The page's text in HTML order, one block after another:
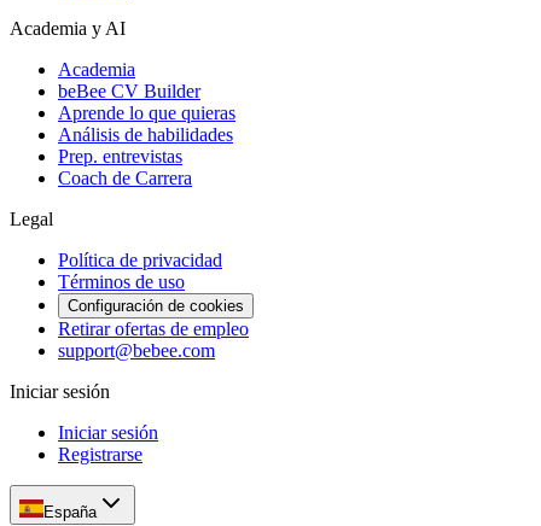
Academia y AI
Academia
beBee CV Builder
Aprende lo que quieras
Análisis de habilidades
Prep. entrevistas
Coach de Carrera
Legal
Política de privacidad
Términos de uso
Configuración de cookies
Retirar ofertas de empleo
support@bebee.com
Iniciar sesión
Iniciar sesión
Registrarse
España